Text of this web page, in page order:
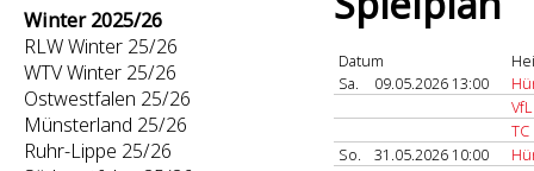
Winter 2025/26
RLW Winter 25/26
WTV Winter 25/26
Ostwestfalen 25/26
Münsterland 25/26
Ruhr-Lippe 25/26
Datum
Sa.
09.05.2026 13:00
So.
31.05.2026 10:00